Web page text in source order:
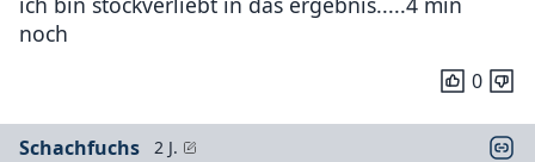
noch
0
Schachfuchs 2 J.